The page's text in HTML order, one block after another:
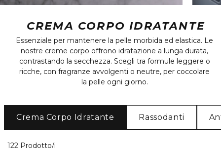
CREMA CORPO IDRATANTE
Essenziale per mantenere la pelle morbida ed elastica. Le
nostre creme corpo offrono idratazione a lunga durata,
contrastando la secchezza. Scegli tra formule leggere o
ricche, con fragranze avvolgenti o neutre, per coccolare
la pelle ogni giorno.
Crema Corpo Idratante Rassodanti
122 Prodotto/i